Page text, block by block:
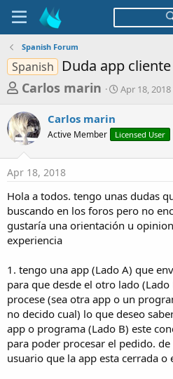
Spanish Forum
Spanish Duda app
T
r
e
a
d
s
t
a
r
e
r
Carlos marin
S
t
a
Apr 18, 2018
Carlos marin
Active Member Licensed User
Apr 18, 2018
Hola a todos. tengo unas dudas
buscando en los foros pero no
gustaría una orientación u
experiencia
1. tengo una app (Lado A) que
para que desde el otro lado
procese (sea otra app o un
no decido cual) lo que deseo
app o programa (Lado B) este
para poder procesar el pedido.
usuario que la app esta cerrada o